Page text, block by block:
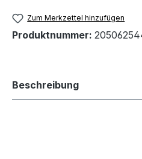
Zum Merkzettel hinzufügen
Produktnummer:
Beschreibung